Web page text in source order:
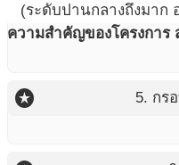
(ระดับปานกลางถึงมาก
ความสำคัญของโครงการ
stars 5. กร